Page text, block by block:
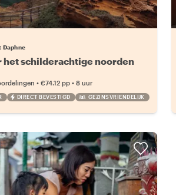
Daphne
het schilderachtige noorden
•€74.12 pp •8 uur
DIRECT BEVESTIGD GEZINSVRIENDELIJK